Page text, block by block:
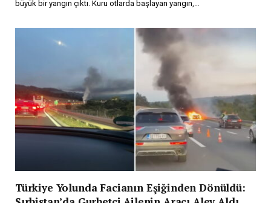
büyük bir yangın çıktı. Kuru otlarda başlayan yangın,…
Türkiye Yolunda Facianın Eşiğinden Dönüldü: